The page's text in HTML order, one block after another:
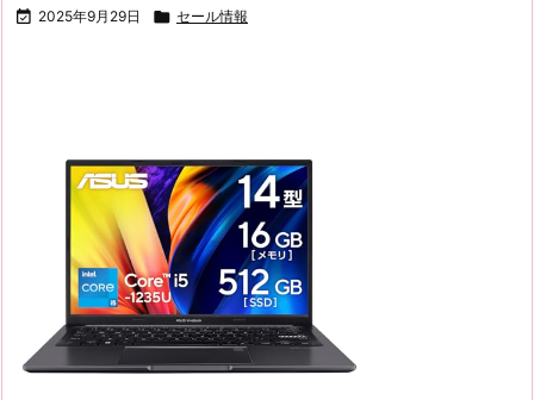
 2025年9月29日  セール情報